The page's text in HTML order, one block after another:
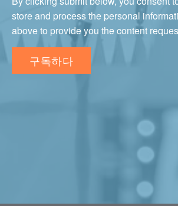
store and process the personal
above to provide you the content